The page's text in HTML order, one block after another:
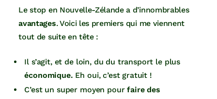
Le stop en Nouvelle-Zélande a d’innombrables
avantages. Voici les premiers qui me viennent
tout de suite en tête :
Il s’agit, et de loin, du du transport le plus
économique. Eh oui, c’est gratuit !
C’est un super moyen pourfaire des